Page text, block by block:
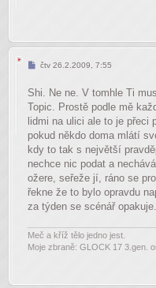
Příspěvek
čtv 26.2.2009, 7:55
Shi. Ne ne. V tomhle Ti
Topic. Prostě podle mě
lidmi na ulici ale to je přeci
pokud někdo doma mlátí
kdy to tak s největší
nechce nic podat a
ožere, seřeže jí, ráno se
řekne že to bylo opravdu
za týden se scénář
Meč a kříž tělo jedno jest.
Moje zbraně: GLOCK 17 3.gen.